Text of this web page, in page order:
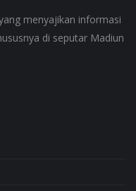
menyajikan informasi
di seputar Madiun